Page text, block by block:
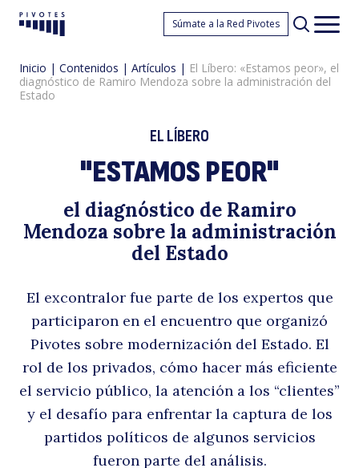
El
Pivotes Súmate a la Red Pivotes
Inicio | Contenidos | Artículos | El Líbero: «Estamos peor», el
diagnóstico de Ramiro Mendoza sobre la administración del
Estado
EL LÍBERO
"ESTAMOS PEOR"
el diagnóstico de Ramiro
Mendoza sobre la administración
del Estado
El excontralor fue parte de los expertos que
participaron en el encuentro que organizó
Pivotes sobre modernización del Estado. El
rol de los privados, cómo hacer más eficiente
el servicio público, la atención a los “clientes”
y el desafío para enfrentar la captura de los
partidos políticos de algunos servicios
fueron parte del análisis.